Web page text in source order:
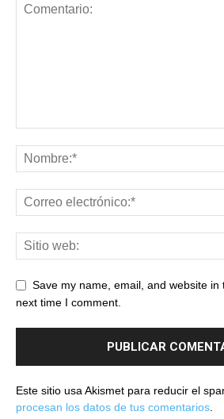
Save my name, email, and website in
next time I comment.
Este sitio usa Akismet para reducir el
procesan los datos de tus comentarios